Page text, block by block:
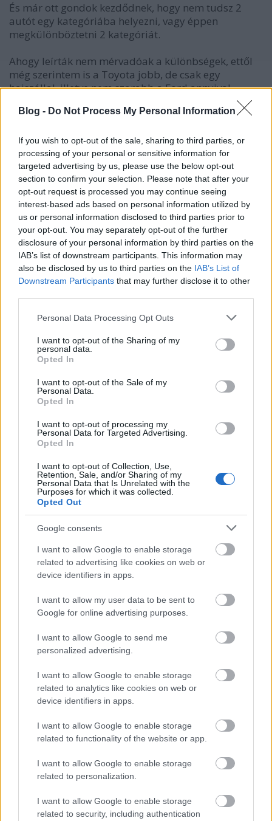
Blog - Do Not Process My Personal Information
If you wish to opt-out of the sale, sharing to third parties, or
processing of your personal or sensitive information for
targeted advertising by us, please use the below opt-out
section to confirm your selection. Please note that after your
opt-out request is processed you may continue seeing
interest-based ads based on personal information utilized by
us or personal information disclosed to third parties prior to
your opt-out. You may separately opt-out of the further
disclosure of your personal information by third parties on the
IAB’s list of downstream participants. This information may
also be disclosed by us to third parties on the IAB’s List of
Downstream Participants that may further disclose it to other
Please note that this website/app uses one or more Google
not limited to your visit or usage behaviour. You may click to
grant or deny consent to Google and its third-party tags to
use your data for below specified purposes in below Google
consent section.
Personal Data Processing Opt Outs
I want to opt-out of the Sharing of my
personal data.
Opted In
I want to opt-out of the Sale of my
Personal Data.
Opted In
I want to opt-out of processing my
Personal Data for Targeted Advertising.
Opted In
I want to opt-out of Collection, Use,
Retention, Sale, and/or Sharing of my
Personal Data that Is Unrelated with the
Purposes for which it was collected.
Opted Out
Google consents
I want to allow Google to enable storage
related to advertising like cookies on web or
device identifiers in apps.
I want to allow my user data to be sent to
Google for online advertising purposes.
I want to allow Google to send me
personalized advertising.
I want to allow Google to enable storage
related to analytics like cookies on web or
device identifiers in apps.
I want to allow Google to enable storage
related to functionality of the website or app.
I want to allow Google to enable storage
related to personalization.
I want to allow Google to enable storage
related to security, including authentication
És már ott gondok kezdődnek, hogy nem tudsz 2
autót egy kategóriába helyezni, vagy éppen
megkülönböztetni 2 kategóriát.
Ahogy leírták nem mérvadóak a különbségek, ettől
még szerintem is a Toyota jobb, de csak egy
hajszállal, illetve nem szarabb a Ford annyival.
Biztos sok helyről kapod te is, hogy miért szar a
megoldások pl. Vtec (amit személy szerint szeretek, a
motorom is ezzel szerelt), amivel még drágább lesz),
valahogy innen is eredhet ez a komplexusod, hogy
habzó szájjal kell a másiknak ugrani.
Nem baj, majd kinövöd.
boek
15 éve
Na te is ki tudod ám fordítani a dolgot.
Reggie
15 éve
@boek: Koszonom:)
D4D
@Reggie: Ott a kevesebb a jobb, mivel a németeknél
az egyes a jó osztályzat.
15 éve
@SzLacika:
Egyszer volt a különbség 1,5 is, illetve többször
billen a mérleg az egyik irányba.
15 éve
@D4D: De buzik. De igy mar ertem, koszike.
D4D
15 éve
@boek:
Toyota szarabb, mint a Ford."
- Ez igaz, te is azt írtad, hogy a Toyota a jobb: